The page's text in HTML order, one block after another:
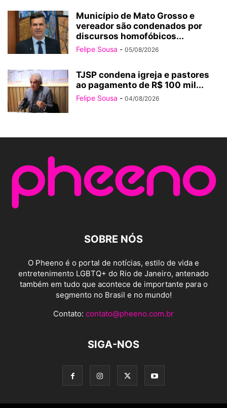
Município de Mato Grosso e
vereador são condenados por
discursos homofóbicos...
Felipe Sousa - 05/08/2026
TJSP condena igreja e pastores
ao pagamento de R$ 100 mil...
Felipe Sousa - 04/08/2026
SOBRE NÓS
O Pheeno é o portal de notícias, estilo de vida e
entretenimento LGBTQ+ do Rio de Janeiro, antenado
também em tudo que acontece de importante para o
segmento no Brasil e no mundo!
Contato: contato@pheeno.com.br
SIGA-NOS